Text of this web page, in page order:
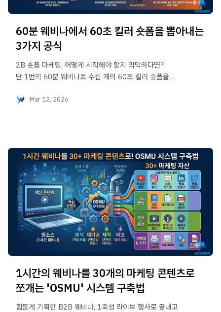
60분 웨비나에서 60초 킬러 숏폼을 뽑아내는
3가지 공식
2B 숏폼 마케팅, 어떻게 시작해야 할지 막막하다면?
단 1번의 60분 웨비나로 수십 개의 60초 킬러 숏폼을
추출, 컷 편집까지 실무자가 당장 써먹을 수 있는 숏폼 재가공
Mar 12, 2026
1시간의 웨비나를 30개의 마케팅 콘텐츠로
쪼개는 'OSMU' 시스템 구축법
힘들게 기획한 B2B 웨비나, 1회성 라이브 행사로 끝내고